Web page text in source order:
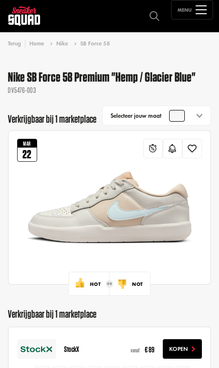
MENU
Terug Home Nike SB Force 58
Nike SB Force 58 Premium "Hemp / Glacier Blue"
DV5476-003
Verkrijgbaar bij 1 marketplace Selecteer jouw maat
MAR
22
HOT NOT
Verkrijgbaar bij 1 marketplace
StockX vanaf € 89 KOPEN